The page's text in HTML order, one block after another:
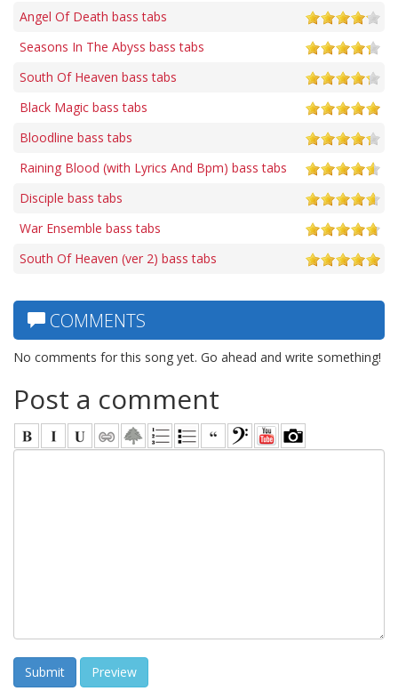
Angel Of Death bass tabs
Seasons In The Abyss bass tabs
South Of Heaven bass tabs
Black Magic bass tabs
Bloodline bass tabs
Raining Blood (with Lyrics And Bpm) bass tabs
Disciple bass tabs
War Ensemble bass tabs
South Of Heaven (ver 2) bass tabs
COMMENTS
No comments for this song yet. Go ahead and write something!
Post a comment